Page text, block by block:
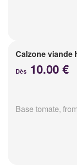
Calzone viande
Dès 10.00 €
Base tomate,